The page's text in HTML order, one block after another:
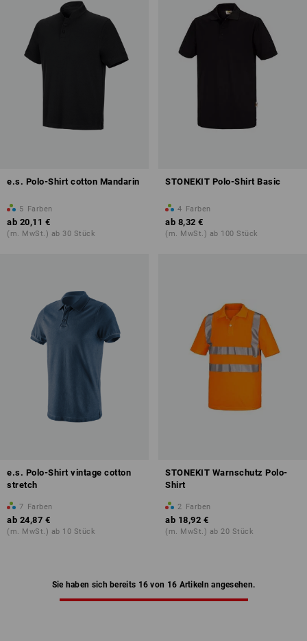
e.s. Polo-Shirt cotton Mandarin
5 Farben
ab 20,11 €
(m. MwSt.) ab 30 Stück
STONEKIT Polo-Shirt Basic
4 Farben
ab 8,32 €
(m. MwSt.) ab 100 Stück
e.s. Polo-Shirt vintage cotton
stretch
7 Farben
ab 24,87 €
(m. MwSt.) ab 10 Stück
STONEKIT Warnschutz Polo-
Shirt
2 Farben
ab 18,92 €
(m. MwSt.) ab 20 Stück
Sie haben sich bereits 16 von 16 Artikeln angesehen.